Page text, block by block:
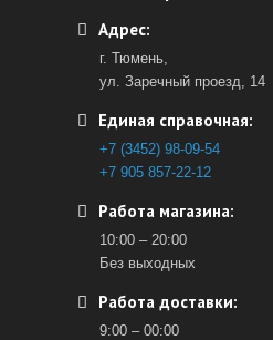
Адрес:
г. Тюмень,
ул. Заречный проезд, 14
Единая справочная:
+7 (3452) 98-09-54
+7 905 857-22-12
Работа магазина:
10:00 – 20:00
Без выходных
Работа доставки:
9:00 – 00:00